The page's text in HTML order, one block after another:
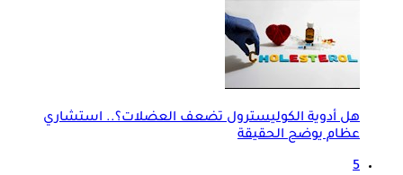
هل أدوية الكوليسترول تضعف العضلات؟.. استشاري
عظام يوضح الحقيقة
5